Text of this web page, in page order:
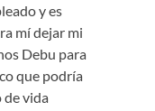
y es
mí dejar mi
Debu para
que podría
de vida